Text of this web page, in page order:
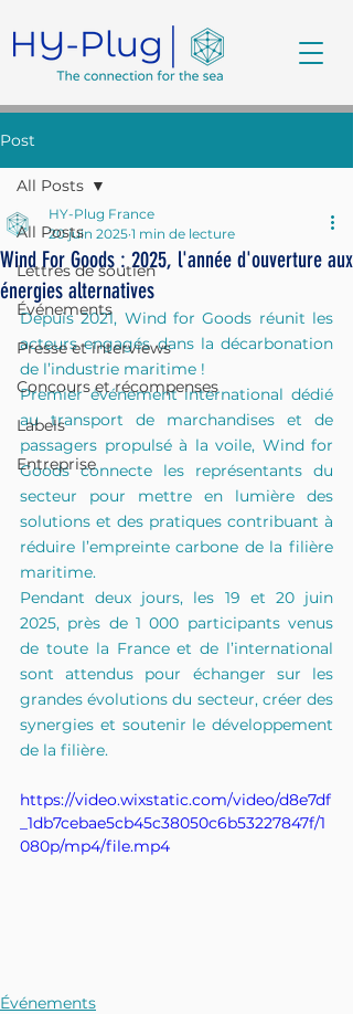
Post
All Posts
Lettres de soutien
Événements
Presse et interviews
Concours et récompenses
Labels
Entreprise
All Posts
Wind For Goods : 2025, l'année d'ouverture aux
énergies alternatives
HY-Plug France
20 juin 2025 1 min de lecture
Depuis 2021, Wind for Goods réunit les
acteurs engagés dans la décarbonation
de l’industrie maritime !
Premier événement international dédié
au transport de marchandises et de
passagers propulsé à la voile, Wind for
Goods connecte les représentants du
secteur pour mettre en lumière des
solutions et des pratiques contribuant à
réduire l’empreinte carbone de la filière
maritime.
Pendant deux jours, les 19 et 20 juin
2025, près de 1 000 participants venus
de toute la France et de l’international
sont attendus pour échanger sur les
grandes évolutions du secteur, créer des
synergies et soutenir le développement
de la filière.
https://video.wixstatic.com/video/d8e7df
_1db7cebae5cb45c38050c6b53227847f/1
080p/mp4/file.mp4
Événements